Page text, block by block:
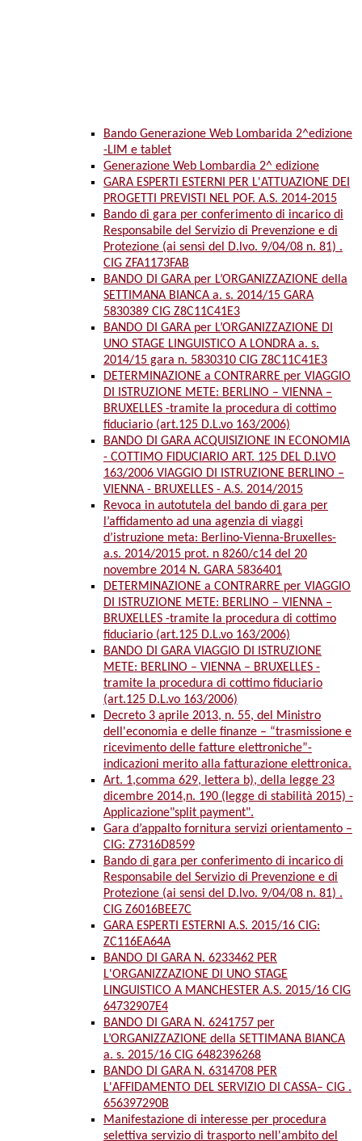
Bando Generazione Web Lombarida 2^edizione
-LIM e tablet
Generazione Web Lombardia 2^ edizione
GARA ESPERTI ESTERNI PER L'ATTUAZIONE DEI
PROGETTI PREVISTI NEL POF. A.S. 2014-2015
Bando di gara per conferimento di incarico di
Responsabile del Servizio di Prevenzione e di
Protezione (ai sensi del D.lvo. 9/04/08 n. 81) .
CIG ZFA1173FAB
BANDO DI GARA per L’ORGANIZZAZIONE della
SETTIMANA BIANCA a. s. 2014/15 GARA
5830389 CIG Z8C11C41E3
BANDO DI GARA per L’ORGANIZZAZIONE DI
UNO STAGE LINGUISTICO A LONDRA a. s.
2014/15 gara n. 5830310 CIG Z8C11C41E3
DETERMINAZIONE a CONTRARRE per VIAGGIO
DI ISTRUZIONE METE: BERLINO – VIENNA –
BRUXELLES -tramite la procedura di cottimo
fiduciario (art.125 D.L.vo 163/2006)
BANDO DI GARA ACQUISIZIONE IN ECONOMIA
- COTTIMO FIDUCIARIO ART. 125 DEL D.LVO
163/2006 VIAGGIO DI ISTRUZIONE BERLINO –
VIENNA - BRUXELLES - A.S. 2014/2015
Revoca in autotutela del bando di gara per
l’affidamento ad una agenzia di viaggi
d’istruzione meta: Berlino-Vienna-Bruxelles-
a.s. 2014/2015 prot. n 8260/c14 del 20
novembre 2014 N. GARA 5836401
DETERMINAZIONE a CONTRARRE per VIAGGIO
DI ISTRUZIONE METE: BERLINO – VIENNA –
BRUXELLES -tramite la procedura di cottimo
fiduciario (art.125 D.L.vo 163/2006)
BANDO DI GARA VIAGGIO DI ISTRUZIONE
METE: BERLINO – VIENNA – BRUXELLES -
tramite la procedura di cottimo fiduciario
(art.125 D.L.vo 163/2006)
Decreto 3 aprile 2013, n. 55, del Ministro
dell'economia e delle finanze – “trasmissione e
ricevimento delle fatture elettroniche”-
indicazioni merito alla fatturazione elettronica.
Art. 1,comma 629, lettera b), della legge 23
dicembre 2014,n. 190 (legge di stabilità 2015) -
Applicazione"split payment".
Gara d’appalto fornitura servizi orientamento –
CIG: Z7316D8599
Bando di gara per conferimento di incarico di
Responsabile del Servizio di Prevenzione e di
Protezione (ai sensi del D.lvo. 9/04/08 n. 81) .
CIG Z6016BEE7C
GARA ESPERTI ESTERNI A.S. 2015/16 CIG:
ZC116EA64A
BANDO DI GARA N. 6233462 PER
L'ORGANIZZAZIONE DI UNO STAGE
LINGUISTICO A MANCHESTER A.S. 2015/16 CIG
64732907E4
BANDO DI GARA N. 6241757 per
L’ORGANIZZAZIONE della SETTIMANA BIANCA
a. s. 2015/16 CIG 6482396268
BANDO DI GARA N. 6314708 PER
L'AFFIDAMENTO DEL SERVIZIO DI CASSA– CIG .
656397290B
Manifestazione di interesse per procedura
selettiva servizio di trasporto nell'ambito del